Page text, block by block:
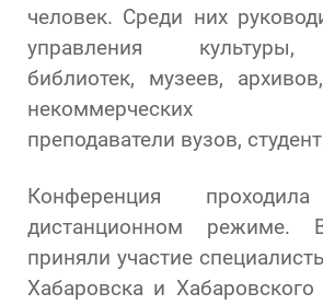
человек. Среди них
управления культуры,
библиотек, музеев,
некоммерческих
преподаватели вузов,
Конференция
дистанционном режиме.
приняли участие
Хабаровска и